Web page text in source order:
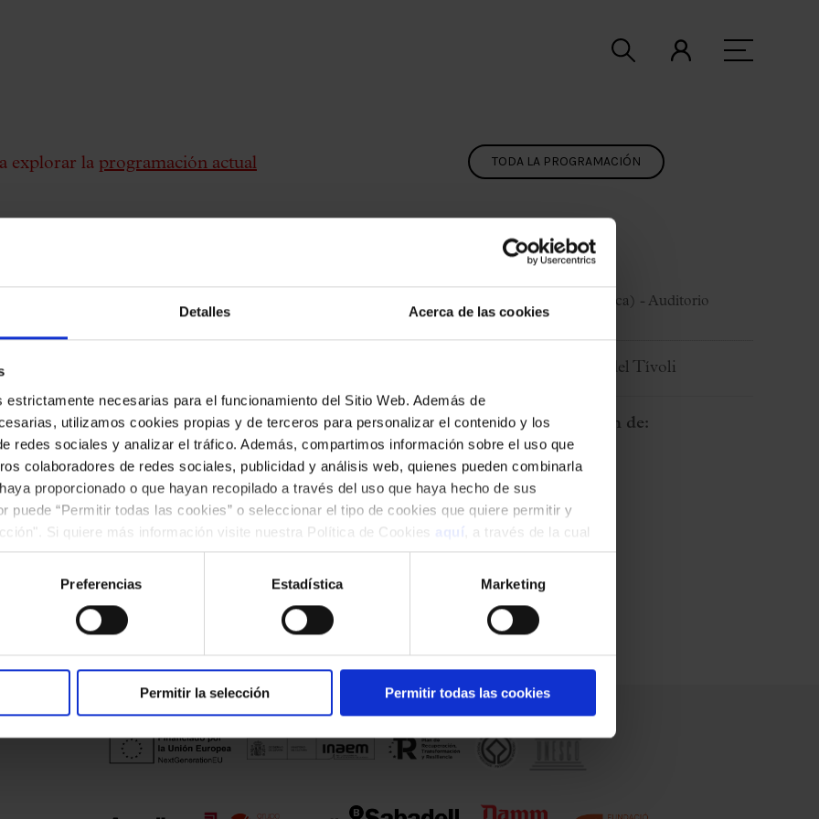
Detalles Acerca de las cookies
estrictamente necesarias para el funcionamiento del Sitio Web. Además de
utilizamos cookies propias y de terceros para personalizar el contenido y los
redes sociales y analizar el tráfico. Además, compartimos información sobre el uso que
colaboradores de redes sociales, publicidad y análisis web, quienes pueden combinarla
proporcionado o que hayan recopilado a través del uso que haya hecho de sus
puede “Permitir todas las cookies” o seleccionar el tipo de cookies que quiere permitir y
Si quiere más información visite nuestra Política de Cookies
aquí
, a través de la cual
las cookies en cualquier momento.”.
Preferencias Estadística Marketing
Permitir la selección Permitir todas las cookies
explorar la programación actual
Català en
el Auditorio del Parque del Tívoli de
TODA LA PROGRAMACIÓN
3 Mayo 2025
Copenhague (Dinamarca) - Auditorio
Parque del Tívoli
Festival del Tívoli
Con la colaboración de: